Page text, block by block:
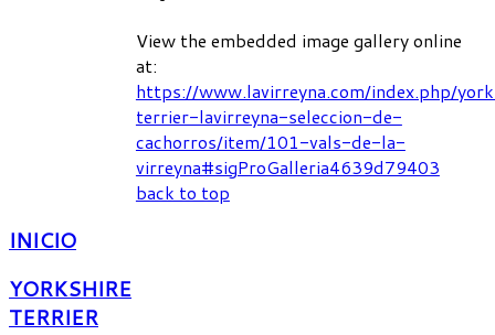
View the embedded image gallery online
at:
https://www.lavirreyna.com/index.php/
terrier-lavirreyna-seleccion-de-
cachorros/item/101-vals-de-la-
virreyna#sigProGalleria4639d79403
back to top
INICIO
YORKSHIRE
TERRIER